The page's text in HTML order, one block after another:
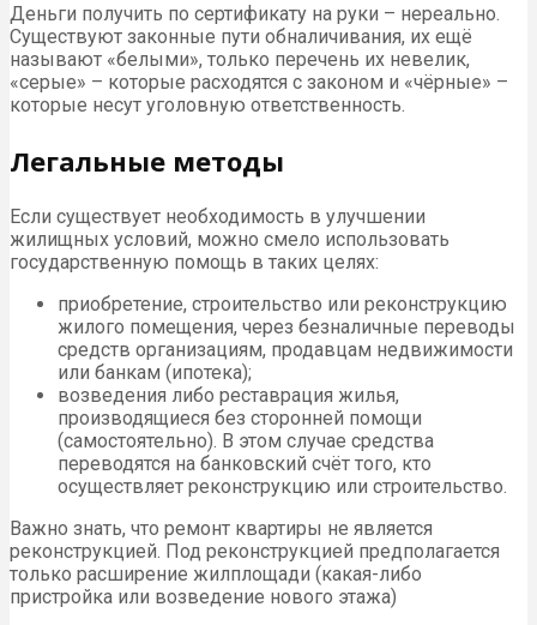
Деньги получить по сертификату на руки – нереально.
Существуют законные пути обналичивания, их ещё
называют «белыми», только перечень их невелик,
«серые» – которые расходятся с законом и «чёрные» –
которые несут уголовную ответственность.
Легальные методы
Если существует необходимость в улучшении
жилищных условий, можно смело использовать
государственную помощь в таких целях:
приобретение, строительство или реконструкцию
жилого помещения, через безналичные переводы
средств организациям, продавцам недвижимости
или банкам (ипотека);
возведения либо реставрация жилья,
производящиеся без сторонней помощи
(самостоятельно). В этом случае средства
переводятся на банковский счёт того, кто
осуществляет реконструкцию или строительство.
Важно знать, что ремонт квартиры не является
реконструкцией. Под реконструкцией предполагается
только расширение жилплощади (какая-либо
пристройка или возведение нового этажа)